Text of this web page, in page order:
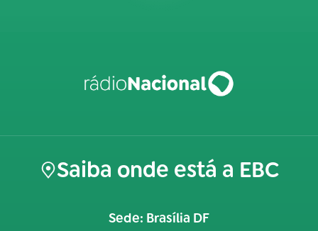
Saiba onde está a EBC
Sede: Brasília DF